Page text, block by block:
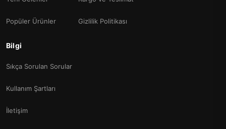
Popüler Ürünler Gizlilik Politikası
Bilgi
Sıkça Sorulan Sorular
Kullanım Şartları
İletişim